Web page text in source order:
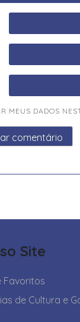
MEUS DADOS
Site
Favoritos
de Cultura e